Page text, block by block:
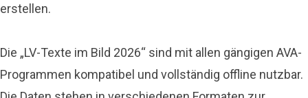
erstellen.
Die „LV-Texte im Bild 2026“ sind mit allen gängigen AVA-
Programmen kompatibel und vollständig offline nutzbar.